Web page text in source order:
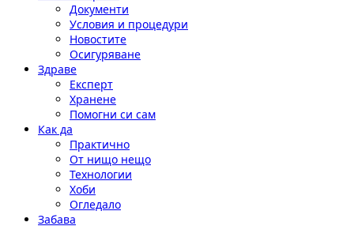
Документи
Условия и процедури
Новостите
Осигуряване
Здраве
Експерт
Хранене
Помогни си сам
Как да
Практично
От нищо нещо
Технологии
Хоби
Огледало
Забава